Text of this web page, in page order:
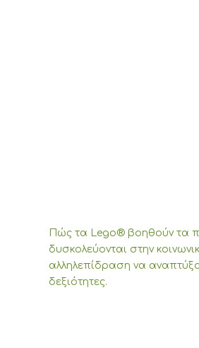
Πώς τα Lego® βοηθούν τα
δυσκολεύονται στην
αλληλεπίδραση να
δεξιότητες.